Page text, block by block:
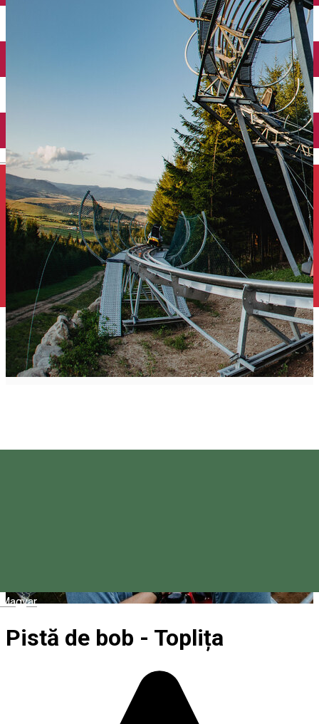
English
Magyar
Pistă de bob - Toplița